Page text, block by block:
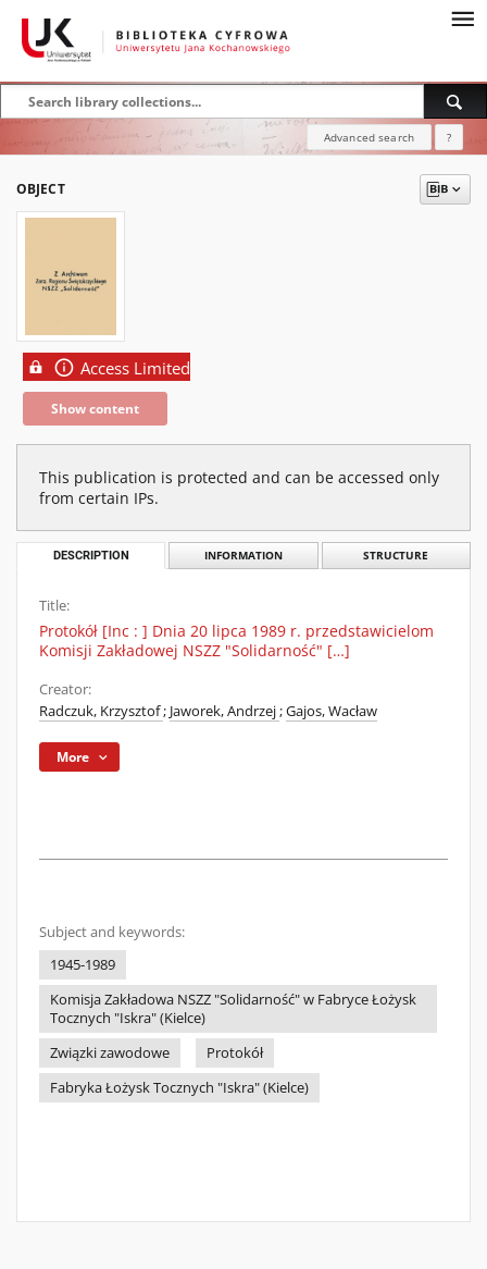
Advanced search ?
OBJECT
Access Limited
Show content
This publication is protected and can be accessed only
from certain IPs.
DESCRIPTION INFORMATION STRUCTURE
Title:
Protokół [Inc : ] Dnia 20 lipca 1989 r. przedstawicielom
Komisji Zakładowej NSZZ "Solidarność" […]
Creator:
Radczuk, Krzysztof; Jaworek, Andrzej;Gajos, Wacław
More
Subject and keywords:
1945-1989
Komisja Zakładowa NSZZ "Solidarność" w Fabryce Łożysk
Tocznych "Iskra" (Kielce)
Związki zawodowe
Protokół
Fabryka Łożysk Tocznych "Iskra" (Kielce)